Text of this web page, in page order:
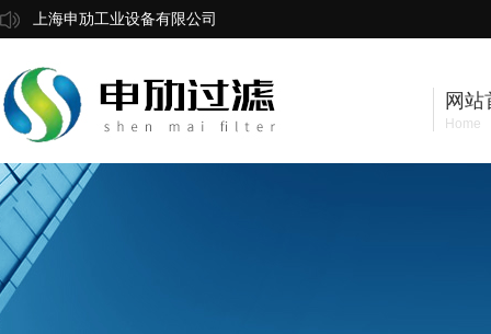
上海申劢工业设备有限公司
网站
Home